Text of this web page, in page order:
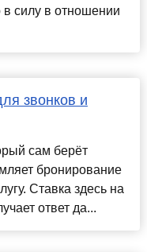
силу в отношении
звонков и
сам берёт
бронирование
Ставка здесь на
ответ да...